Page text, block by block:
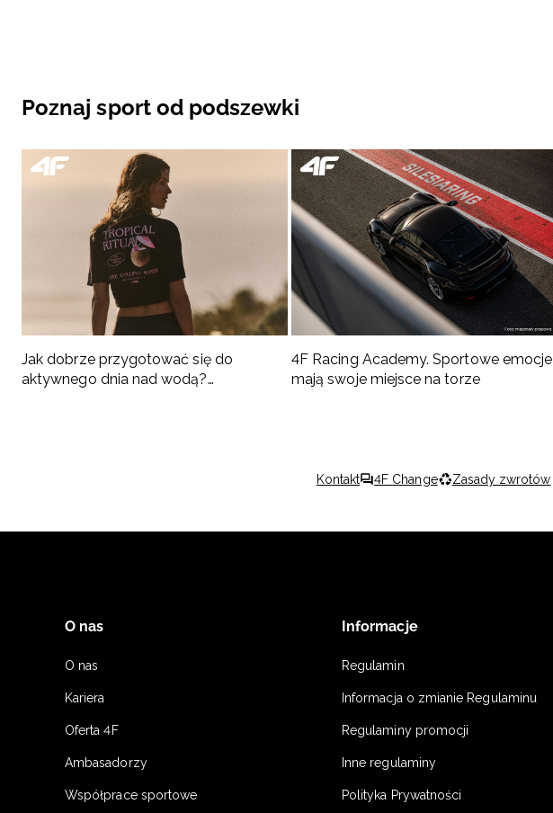
Poznaj sport od podszewki
Jak dobrze przygotować się do
aktywnego dnia nad wodą?
4F Racing Academy. Sportowe emocje
mają swoje miejsce na torze
Kontakt 4F Change Zasady zwrotów
O nas
O nas
Kariera
Oferta 4F
Ambasadorzy
Współprace sportowe
Informacje
Regulamin
Informacja o zmianie Regulaminu
Regulaminy promocji
Inne regulaminy
Polityka Prywatności